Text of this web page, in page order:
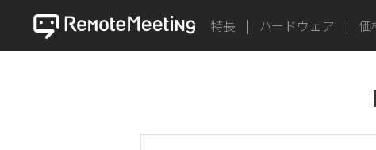
特長 ハードウェア 価